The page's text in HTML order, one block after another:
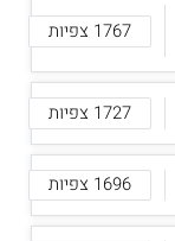
1767 צפיות
1727 צפיות
1696 צפיות